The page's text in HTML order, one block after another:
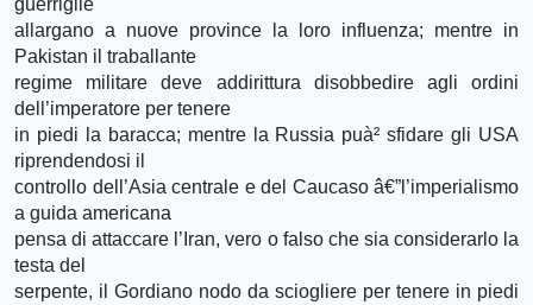
allargano a nuove province la loro influenza; mentre in
Pakistan il traballante
regime militare deve addirittura disobbedire agli ordini
dell’imperatore per tenere
in piedi la baracca; mentre la Russia puà² sfidare gli USA
riprendendosi il
controllo dell’Asia centrale e del Caucaso â€”l’imperialismo
a guida americana
pensa di attaccare l’Iran, vero o falso che sia considerarlo la
testa del
serpente, il Gordiano nodo da sciogliere per tenere in piedi